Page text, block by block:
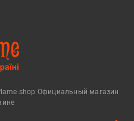
Официальный магазин